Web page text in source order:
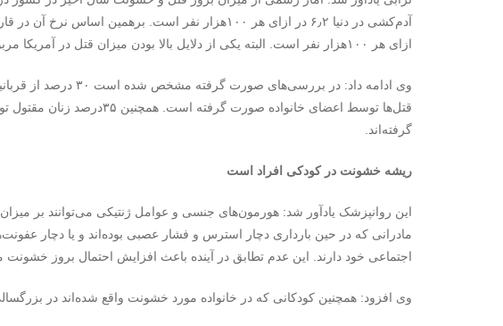
ازای هر ۱۰۰هزار نفر است. البته یکی از دلایل بالا بودن میزان قتل در آمریکا مربوط به برخی کشورها مانند مکزیک است.
قتل‌ها توسط اعضای خانواده صورت
گرفته‌اند.
ریشه خشونت در کودکی افراد است
این روانپزشک یادآور شد: هورمون‌های جنسی و عوامل ژنتیکی می‌توانند بر
مادرانی که در حین بارداری دچار استرس و فشار عصبی بوده‌اند و یا دچار
اجتماعی خود دارند. این عدم تطابق در آینده باعث افزایش احتمال بروز
وی افزود: همچنین کودکانی که در خانواده مورد خشونت واقع شده‌اند در